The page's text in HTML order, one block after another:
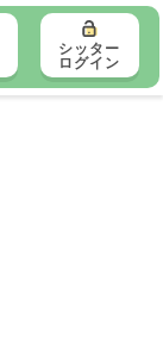
シッター
ログイン